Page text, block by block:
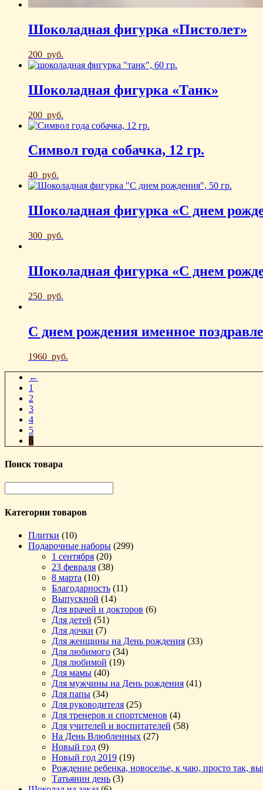
Шоколадная фигурка «Пистолет»
200 руб.
Шоколадная фигурка «Танк»
200 руб.
Символ года собачка, 12 гр.
40 руб.
Шоколадная фигурка «С днем
300 руб.
Шоколадная фигурка «С днем
250 руб.
С днем рождения именное
1960 руб.
←
1
2
3
4
5
6
Поиск товара
Категории товаров
Плитки (10)
Подарочные наборы (299)
1 сентября (20)
23 февраля (38)
8 марта (10)
Благодарность (11)
Выпускной (14)
Для врачей и докторов (6)
Для детей (51)
Для дочки (7)
Для женщины на День рождения (33)
Для любимого (34)
Для любимой (19)
Для мамы (40)
Для мужчины на День рождения (41)
Для папы (34)
Для руководителя (25)
Для тренеров и спортсменов (4)
Для учителей и воспитателей (58)
На День Влюбленных (27)
Новый год (9)
Новый год 2019 (19)
Рождение ребенка, новоселье, к чаю, просто так,
Татьянин день (3)